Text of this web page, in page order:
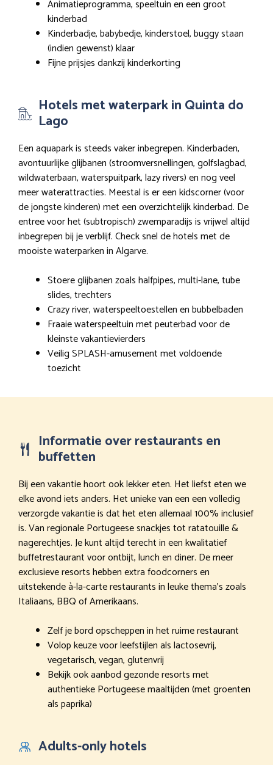
Animatieprogramma, speeltuin en een groot
kinderbad
Kinderbadje, babybedje, kinderstoel, buggy staan
(indien gewenst) klaar
Fijne prijsjes dankzij kinderkorting
Hotels met waterpark in Quinta do
Lago
Een aquapark is steeds vaker inbegrepen. Kinderbaden,
avontuurlijke glijbanen (stroomversnellingen, golfslagbad,
wildwaterbaan, waterspuitpark, lazy rivers) en nog veel
meer waterattracties. Meestal is er een kidscorner (voor
de jongste kinderen) met een overzichtelijk kinderbad. De
entree voor het (subtropisch) zwemparadijs is vrijwel altijd
inbegrepen bij je verblijf. Check snel de hotels met de
mooiste waterparken in Algarve.
Stoere glijbanen zoals halfpipes, multi-lane, tube
slides, trechters
Crazy river, waterspeeltoestellen en bubbelbaden
Fraaie waterspeeltuin met peuterbad voor de
kleinste vakantievierders
Veilig SPLASH-amusement met voldoende
toezicht
Informatie over restaurants en
buffetten
Bij een vakantie hoort ook lekker eten. Het liefst eten we
elke avond iets anders. Het unieke van een een volledig
verzorgde vakantie is dat het eten allemaal 100% inclusief
is. Van regionale Portugeese snackjes tot ratatouille &
nagerechtjes. Je kunt altijd terecht in een kwalitatief
buffetrestaurant voor ontbijt, lunch en diner. De meer
exclusieve resorts hebben extra foodcorners en
uitstekende à-la-carte restaurants in leuke thema’s zoals
Italiaans, BBQ of Amerikaans.
Zelf je bord opscheppen in het ruime restaurant
Volop keuze voor leefstijlen als lactosevrij,
vegetarisch, vegan, glutenvrij
Bekijk ook aanbod gezonde resorts met
authentieke Portugeese maaltijden (met groenten
als paprika)
Adults-only hotels